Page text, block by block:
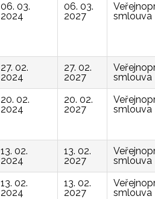
06. 03.
2024
06. 03.
2027
smlouva
27. 02.
2024
27. 02.
2027
smlouva
20. 02.
2024
20. 02.
2027
smlouva
13. 02.
2024
13. 02.
2027
smlouva
13. 02.
2024
13. 02.
2027
smlouva